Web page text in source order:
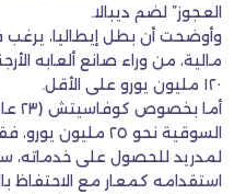
العجوز” لضم ديبالا.
وأوضحت أن بطل إيطاليا،
مالية، من وراء صانع ألعابه
١٢٠ مليون يورو على الأقل.
أما
السوقية نحو ٢٥
لمدريد للحصول على خدماته،
استقدامه كمعار مع الاحتفاظ